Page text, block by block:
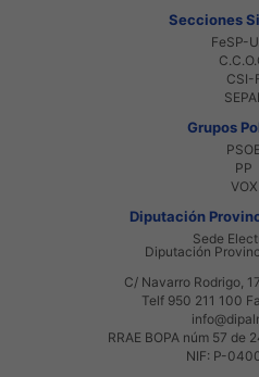
Secciones
FeSP-
CSI-
SEPAL
Grupos
PSOE
PP
VOX
Diputación
Sede
Diputación
C/ Navarro Rodrigo,
Telf 950 211 100
RRAE BOPA núm 57 de
NIF: P-